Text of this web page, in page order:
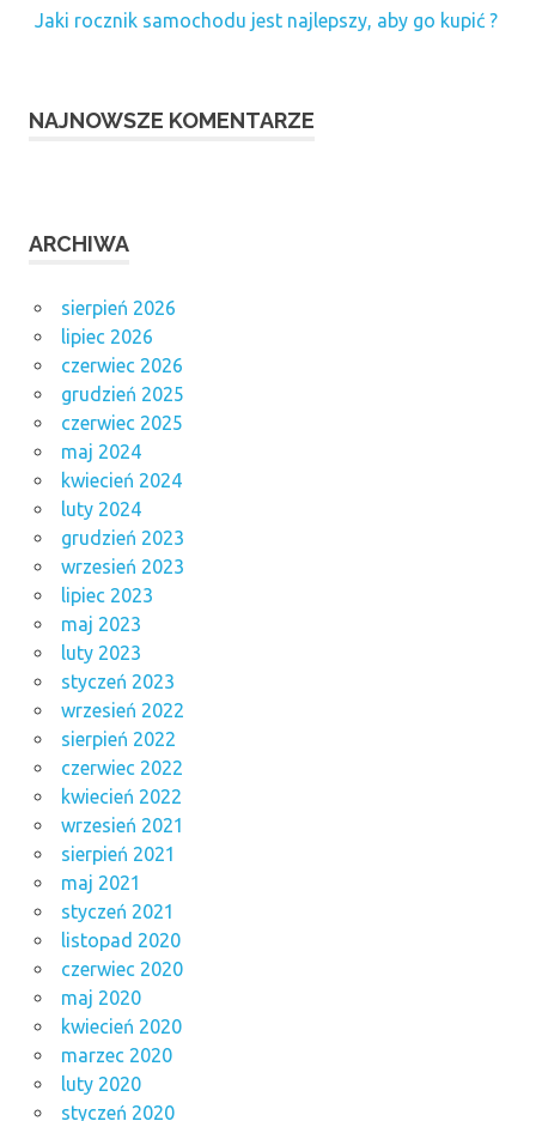
Jaki rocznik samochodu jest najlepszy, aby go kupić ?
NAJNOWSZE KOMENTARZE
ARCHIWA
sierpień 2026
lipiec 2026
czerwiec 2026
grudzień 2025
czerwiec 2025
maj 2024
kwiecień 2024
luty 2024
grudzień 2023
wrzesień 2023
lipiec 2023
maj 2023
luty 2023
styczeń 2023
wrzesień 2022
sierpień 2022
czerwiec 2022
kwiecień 2022
wrzesień 2021
sierpień 2021
maj 2021
styczeń 2021
listopad 2020
czerwiec 2020
maj 2020
kwiecień 2020
marzec 2020
luty 2020
styczeń 2020